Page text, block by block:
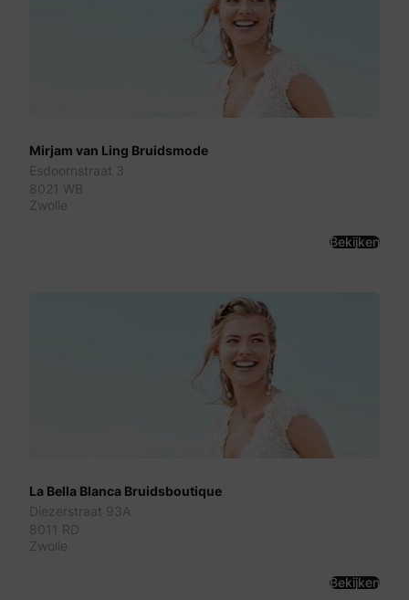
Mirjam van Ling Bruidsmode
Esdoornstraat 3
8021 WB
Zwolle
Bekijken
La Bella Blanca Bruidsboutique
Diezerstraat 93A
8011 RD
Zwolle
Bekijken